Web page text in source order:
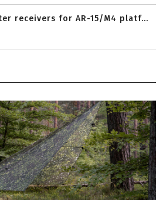
receivers for AR-15/M4 platf...